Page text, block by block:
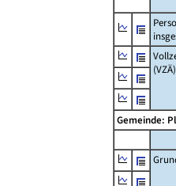
(VZÄ)
Gemeinde: